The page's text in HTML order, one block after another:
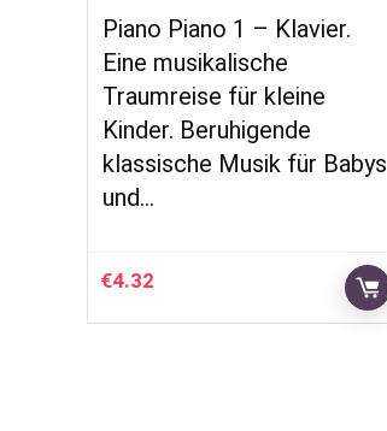
Piano Piano 1 – Klavier.
Eine musikalische
Traumreise für kleine
Kinder. Beruhigende
klassische Musik für Babys
und…
€4.32